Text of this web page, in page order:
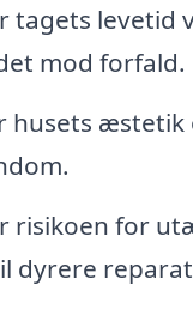
tagets levetid
mod forfald.
husets
risikoen for
dyrere